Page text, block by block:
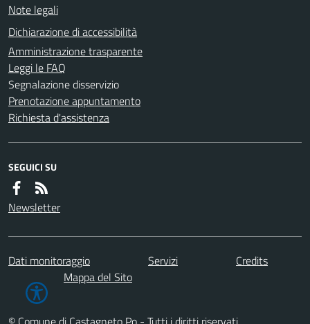
Note legali
Dichiarazione di accessibilità
Amministrazione trasparente
Leggi le FAQ
Segnalazione disservizio
Prenotazione appuntamento
Richiesta d'assistenza
SEGUICI SU
Newsletter
Dati monitoraggio Servizi
Credits
Mappa del Sito